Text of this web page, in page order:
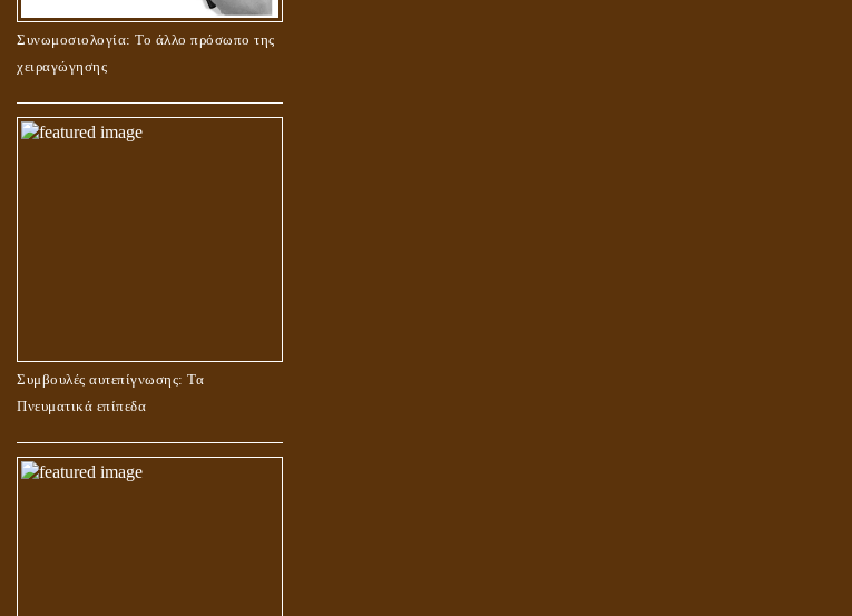
Συνωμοσιολογία: Το άλλο πρόσωπο της
χειραγώγησης
Συμβουλές αυτεπίγνωσης: Τα
Πνευματικά επίπεδα